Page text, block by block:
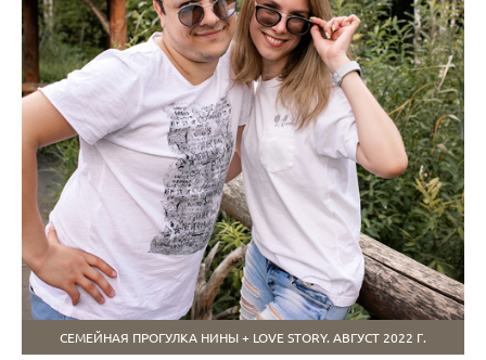
СЕМЕЙНАЯ ПРОГУЛКА НИНЫ + LOVE STORY. АВГУСТ 2022 Г.